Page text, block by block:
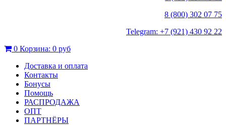
8 (800) 302 07 75
Telegram: +7 (921) 430 92 22
0 Корзина: 0 руб
Доставка и оплата
Контакты
Бонусы
Помощь
РАСПРОДАЖА
ОПТ
ПАРТНЁРЫ